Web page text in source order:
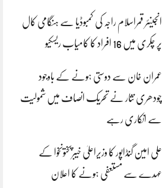
انجینئر قمراسلام راجہ کی کمبوڈیا سے ہنگامی کال
پر چکری میں 16 افراد کا کامیاب ریسکیو
عمران خان سے دوستی ہونے کے باوجود
چودھری نثار نے تحریک انصاف میں شمولیت
سے انکاری رہے
علی امین گنڈاپور کا وزیراعلیٰ خیبرپختونخوا کے
عہدے سے مستعفی ہونے کا اعلان